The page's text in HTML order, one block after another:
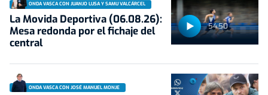
54:50
ONDA VASCA CON JUANJO LUSA Y SAMU VALCÁRCEL
La Movida Deportiva (06.08.26):
Mesa redonda por el fichaje del
central
ONDA VASCA CON JOSÉ MANUEL MONJE